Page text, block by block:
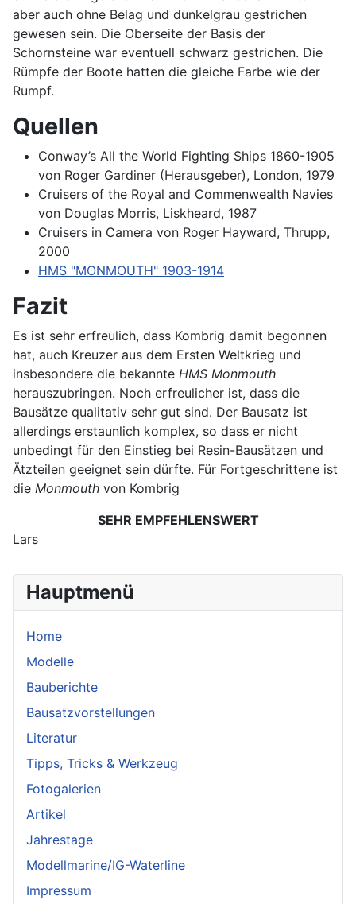
Hauptmenü
Home
Modelle
Bauberichte
Bausatzvorstellungen
Literatur
Tipps, Tricks & Werkzeug
Fotogalerien
Artikel
Jahrestage
Modellmarine/IG-Waterline
Impressum
aber auch ohne Belag und dunkelgrau gestrichen
gewesen sein. Die Oberseite der Basis der
Schornsteine war eventuell schwarz gestrichen. Die
Rümpfe der Boote hatten die gleiche Farbe wie der
Rumpf.
Quellen
Conway’s All the World Fighting Ships 1860-1905
von Roger Gardiner (Herausgeber), London, 1979
Cruisers of the Royal and Commenwealth Navies
von Douglas Morris, Liskheard, 1987
Cruisers in Camera von Roger Hayward, Thrupp,
2000
HMS "MONMOUTH" 1903-1914
Fazit
Es ist sehr erfreulich, dass Kombrig damit begonnen
hat, auch Kreuzer aus dem Ersten Weltkrieg und
insbesondere die bekannte HMS Monmouth
herauszubringen. Noch erfreulicher ist, dass die
Bausätze qualitativ sehr gut sind. Der Bausatz ist
allerdings erstaunlich komplex, so dass er nicht
unbedingt für den Einstieg bei Resin-Bausätzen und
Ätzteilen geeignet sein dürfte. Für Fortgeschrittene ist
die Monmouth von Kombrig
SEHR EMPFEHLENSWERT
Lars